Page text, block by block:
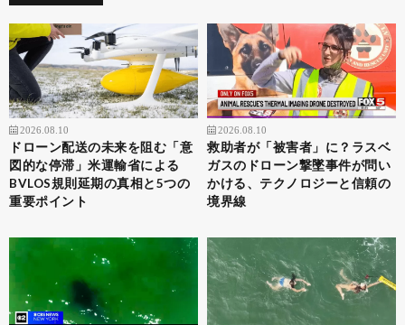
2026.08.10
ドローン配送の未来を阻む「意
図的な停滞」米運輸省による
BVLOS規則延期の真相と5つの
重要ポイント
2026.08.10
救助者が「被害者」に？ラスベ
ガスのドローン撃墜事件が問い
かける、テクノロジーと信頼の
境界線